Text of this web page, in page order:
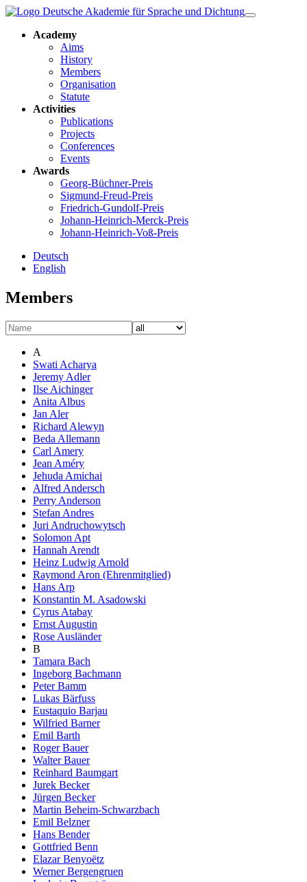
Academy
Aims
History
Members
Organisation
Statute
Activities
Publications
Projects
Conferences
Events
Awards
Georg-Büchner-Preis
Sigmund-Freud-Preis
Friedrich-Gundolf-Preis
Johann-Heinrich-Merck-Preis
Johann-Heinrich-Voß-Preis
Deutsch
English
Members
A
Swati Acharya
Jeremy Adler
Ilse Aichinger
Anita Albus
Jan Aler
Richard Alewyn
Beda Allemann
Carl Amery
Jean Améry
Jehuda Amichai
Alfred Andersch
Perry Anderson
Stefan Andres
Juri Andruchowytsch
Solomon Apt
Hannah Arendt
Heinz Ludwig Arnold
Raymond Aron (Ehrenmitglied)
Hans Arp
Konstantin M. Asadowski
Cyrus Atabay
Ernst Augustin
Rose Ausländer
B
Tamara Bach
Ingeborg Bachmann
Peter Bamm
Lukas Bärfuss
Eustaquio Barjau
Wilfried Barner
Emil Barth
Roger Bauer
Walter Bauer
Reinhard Baumgart
Jurek Becker
Jürgen Becker
Martin Beheim-Schwarzbach
Emil Belzner
Hans Bender
Gottfried Benn
Elazar Benyoëtz
Werner Bergengruen